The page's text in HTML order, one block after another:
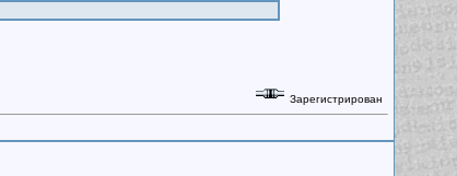
Зарегистрирован